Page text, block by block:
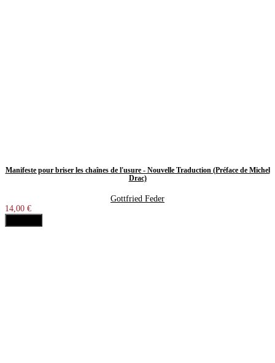
Manifeste pour briser les chaînes de l'usure - Nouvelle Traduction (Préface de Michel
Drac)
Gottfried Feder
14,00 €